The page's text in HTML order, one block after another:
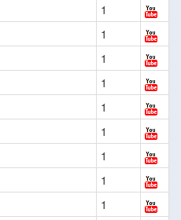
1
1
1
1
1
1
1
1
1